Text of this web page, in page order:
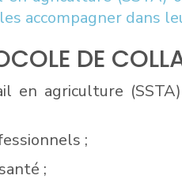
accompagner dans
DE
en agriculture
;
;